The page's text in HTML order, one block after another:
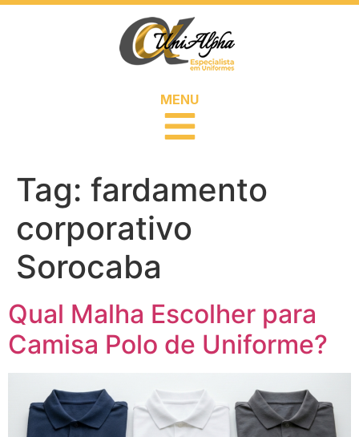
MENU
Tag: fardamento
corporativo
Sorocaba
Qual Malha Escolher para
Camisa Polo de Uniforme?